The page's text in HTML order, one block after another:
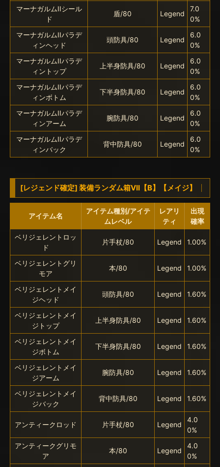
マーナガルムIIシール
ド
盾/80 Legend
7.0
0%
マーナガルムIIパラデ
ィンヘッド
頭防具/80 Legend
6.0
0%
マーナガルムIIパラデ
ィントップ
上半身防具/80 Legend
6.0
0%
マーナガルムIIパラデ
ィンボトム
下半身防具/80 Legend
6.0
0%
マーナガルムIIパラデ
ィンアーム
腕防具/80 Legend
6.0
0%
マーナガルムIIパラデ
ィンバック
背中防具/80 Legend
6.0
0%
[レジェンド確定] 装備ランダム箱VII【B】【メイジ】
アイテム名
アイテム種別/アイテ
ムレベル
レアリ
ティ
出現
確率
ベリジェレントロッ
ド
片手杖/80 Legend 1.00%
ベリジェレントグリ
モア
本/80 Legend 1.00%
ベリジェレントメイ
ジヘッド
頭防具/80 Legend 1.60%
ベリジェレントメイ
ジトップ
上半身防具/80 Legend 1.60%
ベリジェレントメイ
ジボトム
下半身防具/80 Legend 1.60%
ベリジェレントメイ
ジアーム
腕防具/80 Legend 1.60%
ベリジェレントメイ
ジバック
背中防具/80 Legend 1.60%
アンティークロッド 片手杖/80 Legend
4.0
0%
アンティークグリモ
ア
本/80 Legend
4.0
0%